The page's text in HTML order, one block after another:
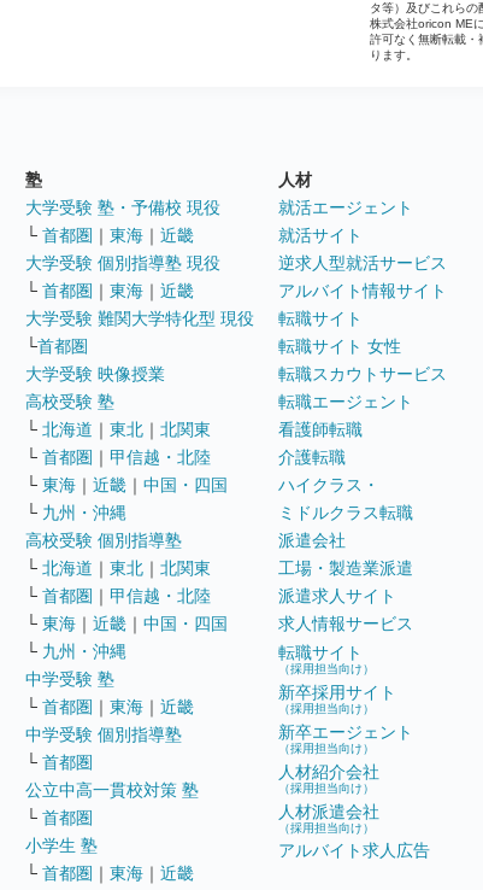
タ等）及びこれらの
株式会社oricon ME
許可なく無断転載・
ります。
塾
大学受験 塾・予備校 現役
└ 首都圏 ｜ 東海 ｜ 近畿
大学受験 個別指導塾 現役
└ 首都圏 ｜ 東海 ｜ 近畿
大学受験 難関大学特化型 現役
└首都圏
大学受験 映像授業
高校受験 塾
└ 北海道 ｜ 東北 ｜ 北関東
└ 首都圏 ｜ 甲信越・北陸
└ 東海 ｜ 近畿 ｜ 中国・四国
└ 九州・沖縄
高校受験 個別指導塾
└ 北海道 ｜ 東北 ｜ 北関東
└ 首都圏 ｜ 甲信越・北陸
└ 東海 ｜ 近畿 ｜ 中国・四国
└ 九州・沖縄
中学受験 塾
└ 首都圏 ｜ 東海 ｜ 近畿
中学受験 個別指導塾
└ 首都圏
公立中高一貫校対策 塾
└ 首都圏
小学生 塾
└ 首都圏 ｜ 東海 ｜ 近畿
人材
就活エージェント
就活サイト
逆求人型就活サービス
アルバイト情報サイト
転職サイト
転職サイト 女性
転職スカウトサービス
転職エージェント
看護師転職
介護転職
ハイクラス・
ミドルクラス転職
派遣会社
工場・製造業派遣
派遣求人サイト
求人情報サービス
転職サイト
（採用担当向け）
新卒採用サイト
（採用担当向け）
新卒エージェント
（採用担当向け）
人材紹介会社
（採用担当向け）
人材派遣会社
（採用担当向け）
アルバイト求人広告